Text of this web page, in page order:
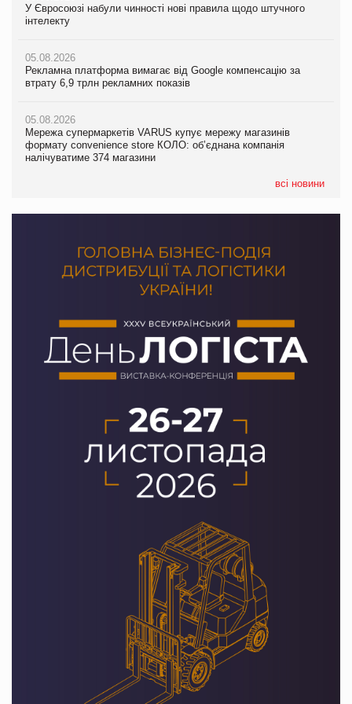
У Євросоюзі набули чинності нові правила щодо штучного
інтелекту
05.08.2026
Рекламна платформа вимагає від Google компенсацію за
втрату 6,9 трлн рекламних показів
05.08.2026
Мережа супермаркетів VARUS купує мережу магазинів
формату convenience store КОЛО: об’єднана компанія
налічуватиме 374 магазини
всі новини
05.08.2026
Смачне поповнення дитячого меню: у VARUS з’явилися
05.08.2026
Сергій Лісунов про заморожені хлібобулочні вироби на
04.08.2026
Через атаку РФ у Дніпрі пошкоджено склад шоколаду
Millennium
У Євросоюзі набули чинності нові правила щодо штучного
інтелекту
05.08.2026
Рекламна платформа вимагає від Google компенсацію за
втрату 6,9 трлн рекламних показів
05.08.2026
Adidas витратила понад $1 млрд на маркетинг за квартал